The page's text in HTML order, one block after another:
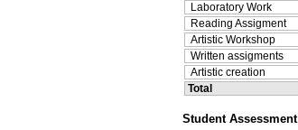
Laboratory Work
Reading Assigment
Artistic Workshop
Written assigments
Artistic creation
Total
Student Assessment